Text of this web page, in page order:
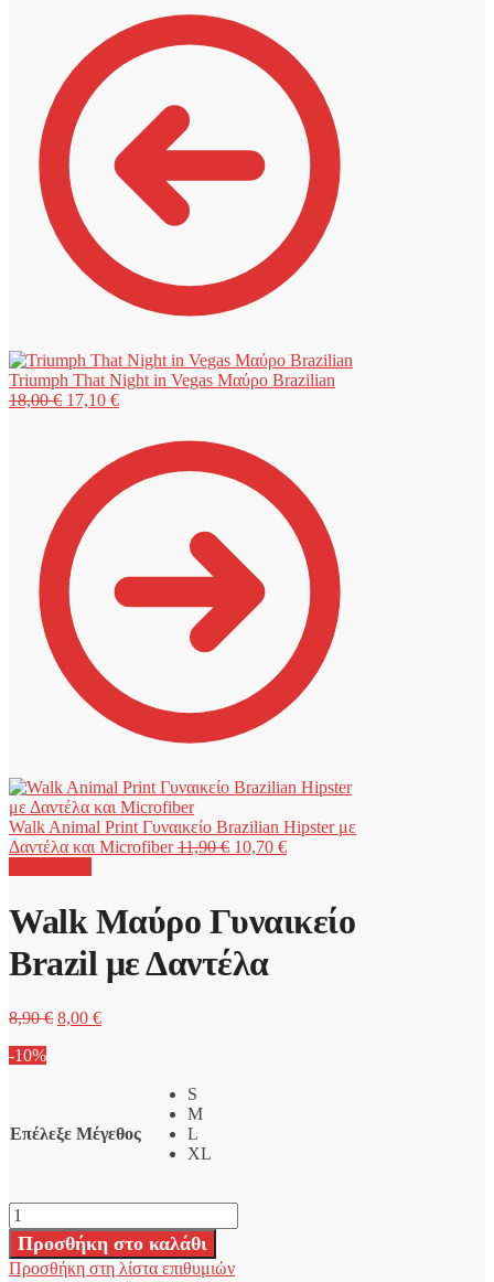
είναι:
8,00 €.
Triumph That Night in Vegas Μαύρο Brazilian
18,00€ Original
18,00 €.
17,10 €Η
είναι:
17,10 €.
Walk Animal Print Γυναικείο Brazilian Hipster με
Δαντέλα και Microfiber 11,90€ Original
10,70 €Η
10,70 €.
Walk Μαύρο Γυναικείο
Brazil με Δαντέλα
8,90€ Original
8,00 €Η
-10%
Επέλεξε Μέγεθος
S
M
L
XL
Walk
Μαύρο
Γυναικείο
Brazil
Προσθήκη στο καλάθι
Προσθήκη στη λίστα επιθυμιών